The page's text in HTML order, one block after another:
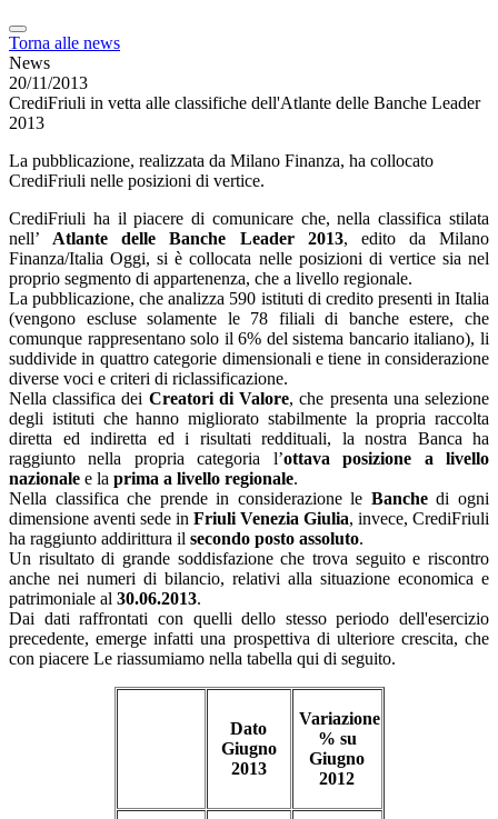
Torna alle news
News
20/11/2013
CrediFriuli in vetta alle classifiche dell'Atlante delle Banche Leader
2013
La pubblicazione, realizzata da Milano Finanza, ha collocato
CrediFriuli nelle posizioni di vertice.
CrediFriuli ha il piacere di comunicare che, nella classifica stilata
nell’ Atlante delle Banche Leader 2013, edito da Milano
Finanza/Italia Oggi, si è collocata nelle posizioni di vertice sia nel
proprio segmento di appartenenza, che a livello regionale.
La pubblicazione, che analizza 590 istituti di credito presenti in Italia
(vengono escluse solamente le 78 filiali di banche estere, che
comunque rappresentano solo il 6% del sistema bancario italiano), li
suddivide in quattro categorie dimensionali e tiene in considerazione
diverse voci e criteri di riclassificazione.
Nella classifica dei Creatori di Valore, che presenta una selezione
degli istituti che hanno migliorato stabilmente la propria raccolta
diretta ed indiretta ed i risultati reddituali, la nostra Banca ha
raggiunto nella propria categoria l’ottava posizione a
livello
nazionale e la prima a livello regionale.
Nella classifica che prende in considerazione le Banchedi ogni
dimensione aventi sede in Friuli Venezia Giulia, invece, CrediFriuli
ha raggiunto addirittura il secondo posto assoluto.
Un risultato di grande soddisfazione che trova seguito e riscontro
anche nei numeri di bilancio, relativi alla situazione economica e
patrimoniale al 30.06.2013.
Dai dati raffrontati con quelli dello stesso periodo dell'esercizio
precedente, emerge infatti una prospettiva di ulteriore crescita, che
con piacere Le riassumiamo nella tabella qui di seguito.
Dato
Giugno
2013
Variazione
% su
Giugno
2012